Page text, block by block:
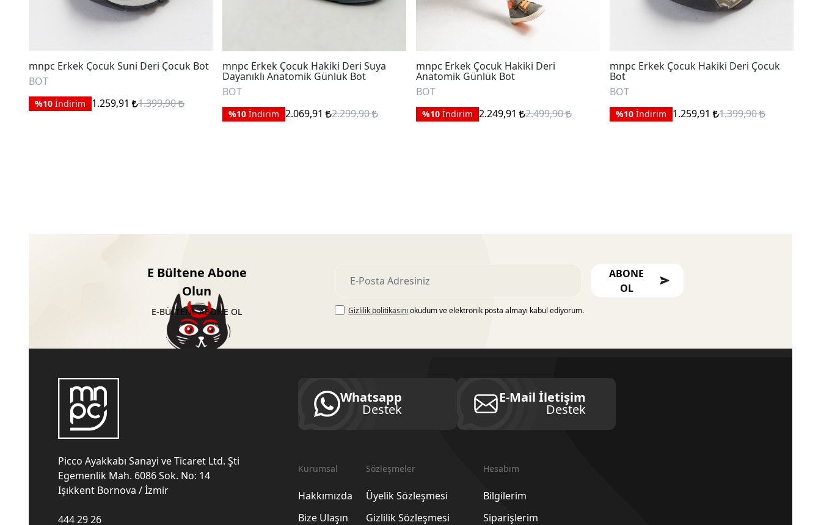
mnpc Erkek Çocuk Suni Deri Çocuk Bot
BOT
%10 İndirim 1.259,91 1.399,90
mnpc Erkek Çocuk Hakiki Deri Suya
Dayanıklı Anatomik Günlük Bot
BOT
%10 İndirim 2.069,91 2.299,90
mnpc Erkek Çocuk Hakiki Deri
Anatomik Günlük Bot
BOT
%10 İndirim 2.249,91 2.499,90
mnpc Erkek Çocuk Hakiki Deri Çocuk
Bot
BOT
%10 İndirim 1.259,91 1.399,90
E Bültene Abone
Olun
E-BÜLTENE ABONE OL
ABONE
OL
Gizlilik politikasını okudum ve elektronik posta almayı kabul ediyorum.
Picco Ayakkabı Sanayi ve Ticaret Ltd. Şti
Egemenlik Mah. 6086 Sok. No: 14
Işıkkent Bornova / İzmir
444 29 26
Whatsapp
Destek
E-Mail İletişim
Destek
Kurumsal
Hakkımızda
Bize Ulaşın
Sözleşmeler
Üyelik Sözleşmesi
Gizlilik Sözleşmesi
Hesabım
Bilgilerim
Siparişlerim